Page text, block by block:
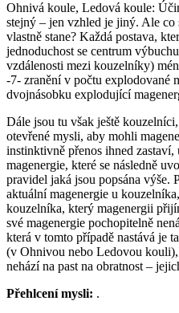
Ohnivá koule, Ledová koule:
stejný – jen vzhled je jiný. Ale co
vlastně stane? Každá postava,
jednoduchost se centrum
vzdálenosti mezi kouzelníky)
-7- zranění v počtu explodované
dvojnásobku explodující
Dále jsou tu však ještě
otevřené mysli, aby mohli
instinktivně přenos ihned
magenergie, které se následně
pravidel jaká jsou popsána výše.
aktuální magenergie u
kouzelníka, který magenergii
své magenergie pochopitelně
která v tomto případě nastává je
(v Ohnivou nebo Ledovou
nehází na past na obratnost –
Přehlcení mysli: .